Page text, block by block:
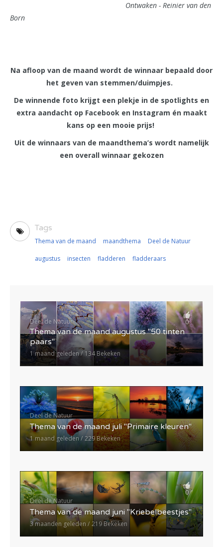
Ontwaken - Reinier van den
Born
Na afloop van de maand wordt de winnaar bepaald door
het geven van stemmen/duimpjes.
De winnende foto krijgt een plekje in de spotlights en
extra aandacht op Facebook en Instagram én maakt
kans op een mooie prijs!
Uit de winnaars van de maandthema’s wordt namelijk
een overall winnaar gekozen
Tags
Thema van de maand maandthema Deel de Natuur
augustus insecten fladderen fladderaars
0
Deel de Natuur
Thema van de maand augustus "50 tinten
paars"
1 maand geleden 134 Bekeken
0
Deel de Natuur
Thema van de maand juli "Primaire kleuren"
1 maand geleden 229 Bekeken
0
Deel de Natuur
Thema van de maand juni "Kriebelbeestjes"
3 maanden geleden 219 Bekeken